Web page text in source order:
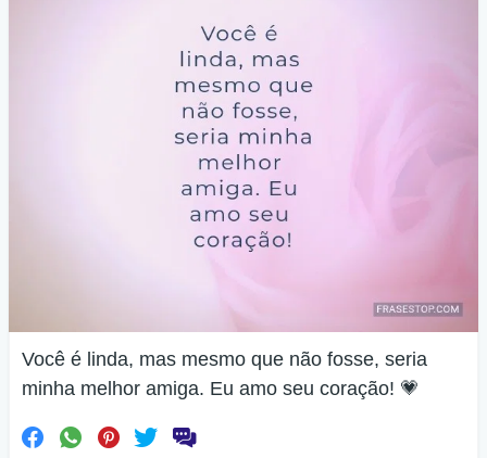
Você é linda, mas mesmo que não fosse, seria
minha melhor amiga. Eu amo seu coração! 💗